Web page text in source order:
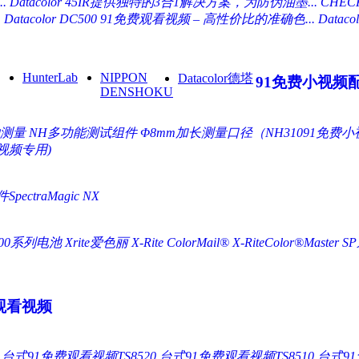
Datacolor DC500 91免费观看视频 – 高性价比的准确色...
HunterLab
NIPPON
DENSHOKU
Datacolor德塔91免费小视频
量 NH多功能测试组件 Φ8mm加长测量口径（NH31091免费小
频专用)
SpectraMagic NX
系列电池 Xrite爱色丽 X-Rite ColorMail® X-RiteColor®Master
看视频